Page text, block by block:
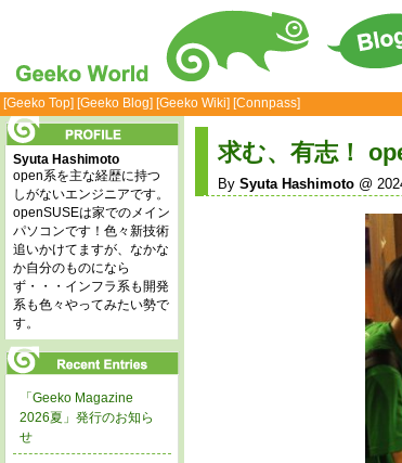
[Geeko Top] [Geeko Blog] [Geeko Wiki] [Connpass]
求む、有志！
By Syuta Hashimoto@
Syuta Hashimoto
open系を主な経歴に持つ
しがないエンジニアです。
openSUSEは家でのメイン
パソコンです！色々新技術
追いかけてますが、なかな
か自分のものになら
ず・・・インフラ系も開発
系も色々やってみたい勢で
す。
「Geeko Magazine
2026夏」発行のお知ら
せ